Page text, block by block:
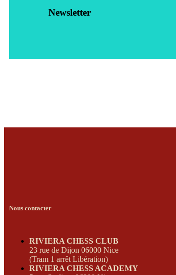
Newsletter
Nous contacter
RIVIERA CHESS CLUB
23 rue de Dijon 06000 Nice
(Tram 1 arrêt Libération)
RIVIERA CHESS ACADEMY